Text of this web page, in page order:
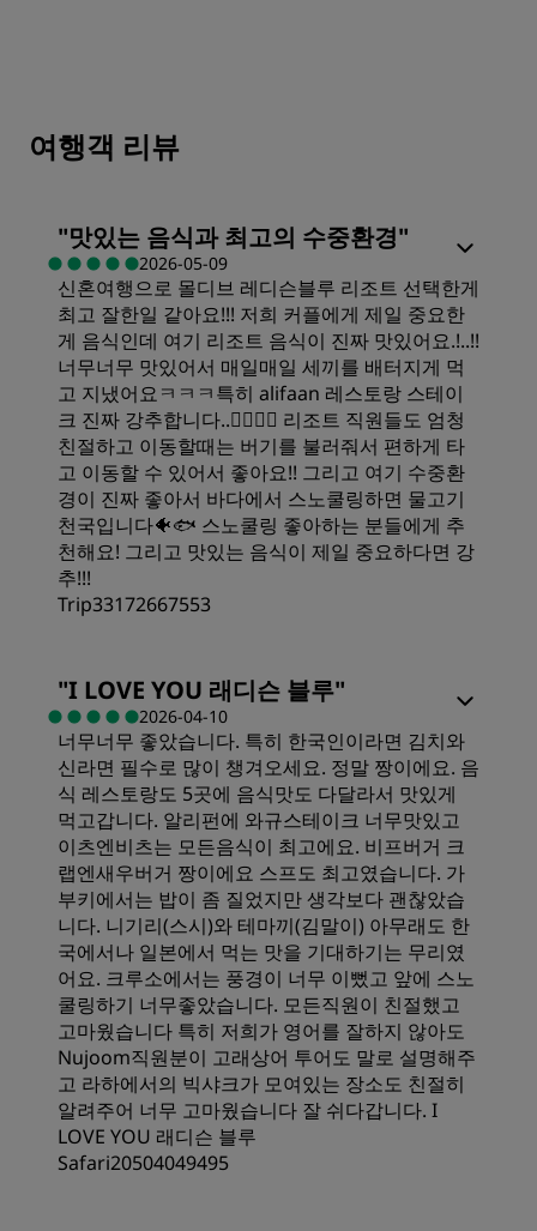
여행객 리뷰
"맛있는 음식과 최고의 수중환경"
2026-05-09
신혼여행으로 몰디브 레디슨블루 리조트 선택한게
최고 잘한일 같아요!!! 저희 커플에게 제일 중요한
게 음식인데 여기 리조트 음식이 진짜 맛있어요.!..!!
너무너무 맛있어서 매일매일 세끼를 배터지게 먹
고 지냈어요ㅋㅋㅋ특히 alifaan 레스토랑 스테이
크 진짜 강추합니다..👍🏻👍🏻 리조트 직원들도 엄청
친절하고 이동할때는 버기를 불러줘서 편하게 타
고 이동할 수 있어서 좋아요!! 그리고 여기 수중환
경이 진짜 좋아서 바다에서 스노쿨링하면 물고기
천국입니다🐠🐟 스노쿨링 좋아하는 분들에게 추
천해요! 그리고 맛있는 음식이 제일 중요하다면 강
추!!!
Trip33172667553
"I LOVE YOU 래디슨 블루"
2026-04-10
너무너무 좋았습니다. 특히 한국인이라면 김치와
신라면 필수로 많이 챙겨오세요. 정말 짱이에요. 음
식 레스토랑도 5곳에 음식맛도 다달라서 맛있게
먹고갑니다. 알리펀에 와규스테이크 너무맛있고
이츠엔비츠는 모든음식이 최고에요. 비프버거 크
랩엔새우버거 짱이에요 스프도 최고였습니다. 가
부키에서는 밥이 좀 질었지만 생각보다 괜찮았습
니다. 니기리(스시)와 테마끼(김말이) 아무래도 한
국에서나 일본에서 먹는 맛을 기대하기는 무리였
어요. 크루소에서는 풍경이 너무 이뻤고 앞에 스노
쿨링하기 너무좋았습니다. 모든직원이 친절했고
고마웠습니다 특히 저희가 영어를 잘하지 않아도
Nujoom직원분이 고래상어 투어도 말로 설명해주
고 라하에서의 빅샤크가 모여있는 장소도 친절히
알려주어 너무 고마웠습니다 잘 쉬다갑니다. I
LOVE YOU 래디슨 블루
Safari20504049495